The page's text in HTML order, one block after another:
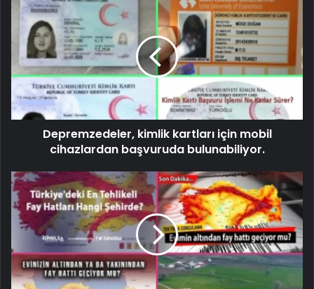
Depremzedeler, kimlik kartları için mobil
cihazlardan başvuruda bulunabiliyor.